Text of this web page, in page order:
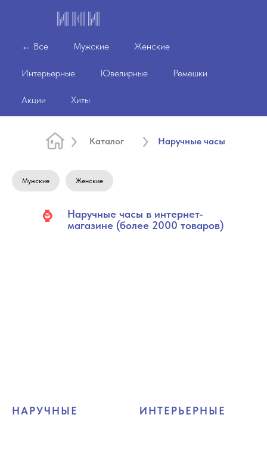
← Все Мужские Женские
Интерьерные Ювелирные Ремешки
Акции Хиты
Каталог Наручные часы
Мужские Женские
⌚
Наручные часы в интернет-
магазине (более 2000 товаров)
НАРУЧНЫЕ ИНТЕРЬЕРНЫЕ